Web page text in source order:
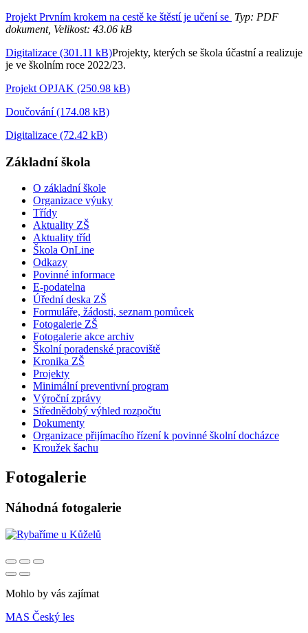
Projekt Prvním krokem na cestě ke štěstí je učení se Typ: PDF
dokument, Velikost: 43.06 kB
Digitalizace (301.11 kB)Projekty, kterých se škola účastní a realizuje
je ve školním roce 2022/23.
Projekt OPJAK (250.98 kB)
Doučování (174.08 kB)
Digitalizace (72.42 kB)
Základní škola
O základní škole
Organizace výuky
Třídy
Aktuality ZŠ
Aktuality tříd
Škola OnLine
Odkazy
Povinné informace
E-podatelna
Úřední deska ZŠ
Formuláře, žádosti, seznam pomůcek
Fotogalerie ZŠ
Fotogalerie akce archiv
Školní poradenské pracoviště
Kronika ZŠ
Projekty
Minimální preventivní program
Výroční zprávy
Střednědobý výhled rozpočtu
Dokumenty
Organizace přijímacího řízení k povinné školní docházce
Kroužek šachu
Fotogalerie
Náhodná fotogalerie
Mohlo by vás zajímat
MAS Český les